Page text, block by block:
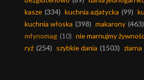
kasze (334) kuchnia azjatycka (99)
kuchnia włoska (398) makarony (463)
młynomag (10) nie marnujmy
ryż (254) szybkie dania (1503) ziarna